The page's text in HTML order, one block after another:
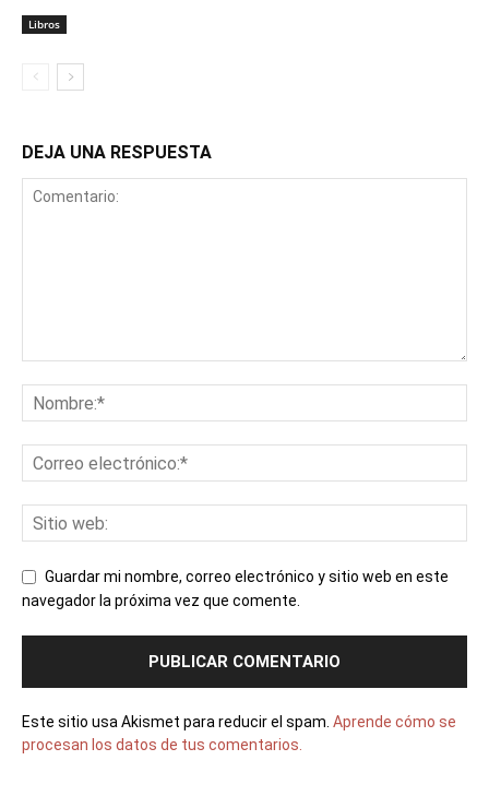
Libros
DEJA UNA RESPUESTA
Guardar mi nombre, correo electrónico y sitio web en este
navegador la próxima vez que comente.
Este sitio usa Akismet para reducir el spam. Aprende cómo se
procesan los datos de tus comentarios.